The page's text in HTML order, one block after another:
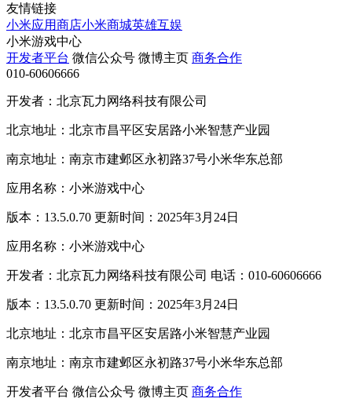
友情链接
小米应用商店小米商城英雄互娱
小米游戏中心
开发者平台 微信公众号 微博主页 商务合作
010-60606666
开发者：北京瓦力网络科技有限公司
北京地址：北京市昌平区安居路小米智慧产业园
南京地址：南京市建邺区永初路37号小米华东总部
应用名称：小米游戏中心
版本：13.5.0.70 更新时间：2025年3月24日
应用名称：小米游戏中心
开发者：北京瓦力网络科技有限公司 电话：010-60606666
版本：13.5.0.70 更新时间：2025年3月24日
北京地址：北京市昌平区安居路小米智慧产业园
南京地址：南京市建邺区永初路37号小米华东总部
开发者平台 微信公众号 微博主页 商务合作